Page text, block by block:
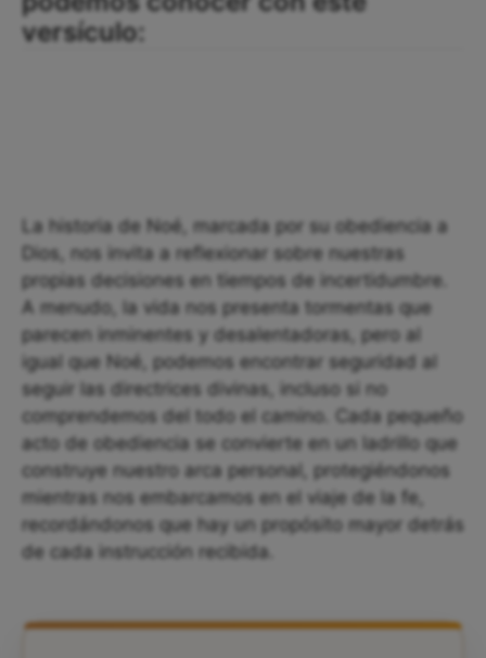
versículo:
La historia de Noé, marcada por su obediencia a
Dios, nos invita a reflexionar sobre nuestras
propias decisiones en tiempos de incertidumbre.
A menudo, la vida nos presenta tormentas que
parecen inminentes y desalentadoras, pero al
igual que Noé, podemos encontrar seguridad al
seguir las directrices divinas, incluso si no
comprendemos del todo el camino. Cada pequeño
acto de obediencia se convierte en un ladrillo que
construye nuestro arca personal, protegiéndonos
mientras nos embarcamos en el viaje de la fe,
recordándonos que hay un propósito mayor detrás
de cada instrucción recibida.